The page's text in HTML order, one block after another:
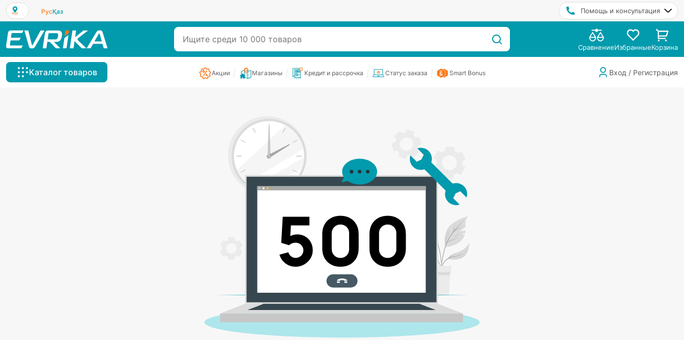
РусҚаз Помощь и консультация
СравнениеИзбранныеКорзина
Каталог товаров Акции Магазины Кредит и рассрочка Статус заказа Smart Bonus Вход / Регистрация